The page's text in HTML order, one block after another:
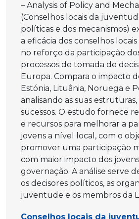
– Analysis of Policy and
(Conselhos locais da
políticas e dos mecanismos)
a eficácia dos conselhos
no reforço da participação
processos de tomada de
Europa. Compara o impacto
Estónia, Lituânia, Noruega e
analisando as suas estruturas,
sucessos. O estudo fornece
e recursos para melhorar a
jovens a nível local, com o
promover uma participação
com maior impacto dos
governação. A análise serve
os decisores políticos, as
juventude e os membros da
Conselhos locais da